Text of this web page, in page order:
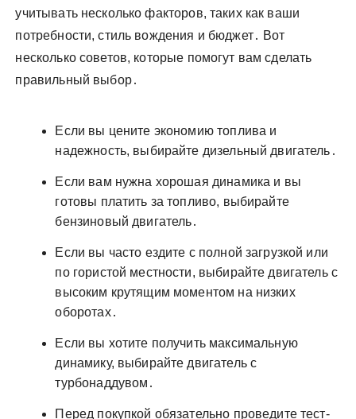
учитывать несколько факторов, таких как ваши
потребности, стиль вождения и бюджет․ Вот
несколько советов, которые помогут вам сделать
правильный выбор․
Если вы цените экономию топлива и
надежность, выбирайте дизельный двигатель․
Если вам нужна хорошая динамика и вы
готовы платить за топливо, выбирайте
бензиновый двигатель․
Если вы часто ездите с полной загрузкой или
по гористой местности, выбирайте двигатель с
высоким крутящим моментом на низких
оборотах․
Если вы хотите получить максимальную
динамику, выбирайте двигатель с
турбонаддувом․
Перед покупкой обязательно проведите тест-